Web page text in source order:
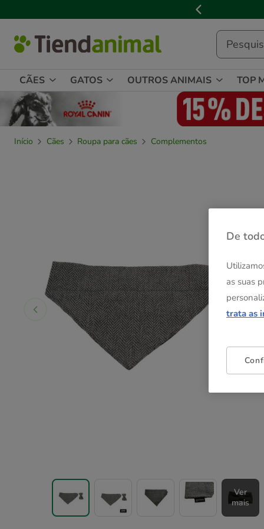
de
mensagem,
CÃES GATOS OUTROS ANIMAIS TOP
Início Cães Roupa para cães
Complementos
Ver
mais
De
as suas
trata as